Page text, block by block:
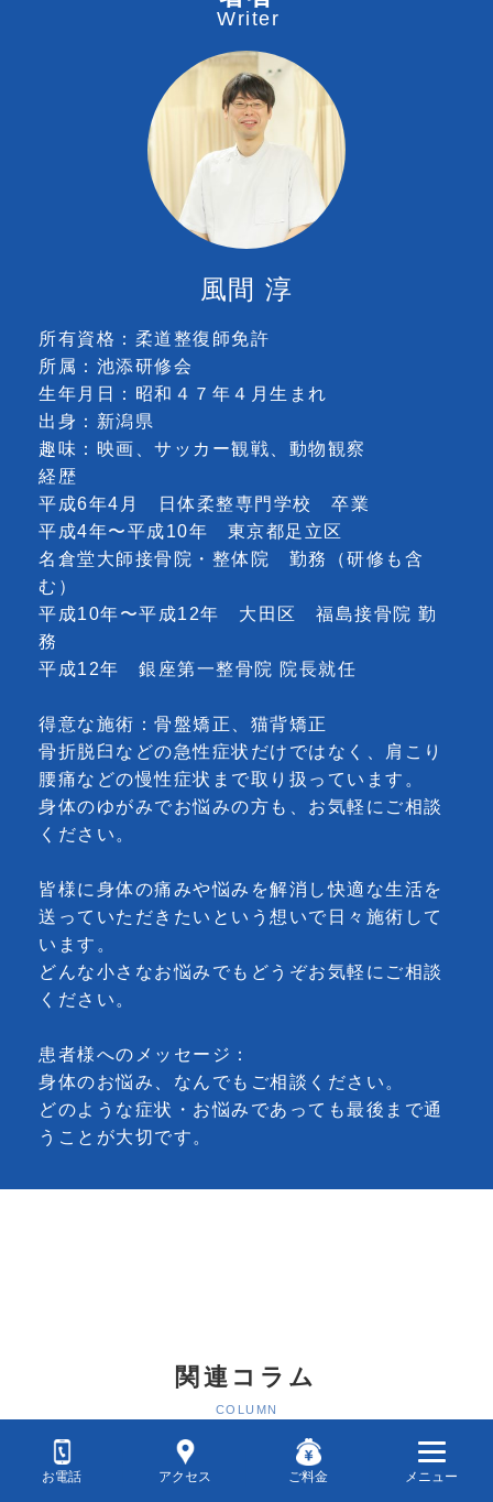
Writer
風間 淳
所有資格：柔道整復師免許
所属：池添研修会
生年月日：昭和４７年４月生まれ
出身：新潟県
趣味：映画、サッカー観戦、動物観察
経歴
平成6年4月 日体柔整専門学校 卒業
平成4年〜平成10年 東京都足立区
名倉堂大師接骨院・整体院 勤務（研修も含
む）
平成10年〜平成12年 大田区 福島接骨院 勤
務
平成12年 銀座第一整骨院 院長就任
得意な施術：骨盤矯正、猫背矯正
骨折脱臼などの急性症状だけではなく、肩こり
腰痛などの慢性症状まで取り扱っています。
身体のゆがみでお悩みの方も、お気軽にご相談
ください。
皆様に身体の痛みや悩みを解消し快適な生活を
送っていただきたいという想いで日々施術して
います。
どんな小さなお悩みでもどうぞお気軽にご相談
ください。
患者様へのメッセージ：
身体のお悩み、なんでもご相談ください。
どのような症状・お悩みであっても最後まで通
うことが大切です。
関連コラム
COLUMN
こんな症状の方々が来院さ
お電話 アクセス ご料金 メニュー